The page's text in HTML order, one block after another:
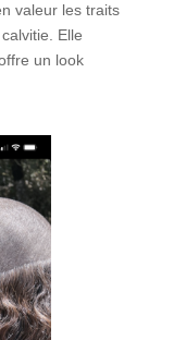
valeur les traits
Elle
un look